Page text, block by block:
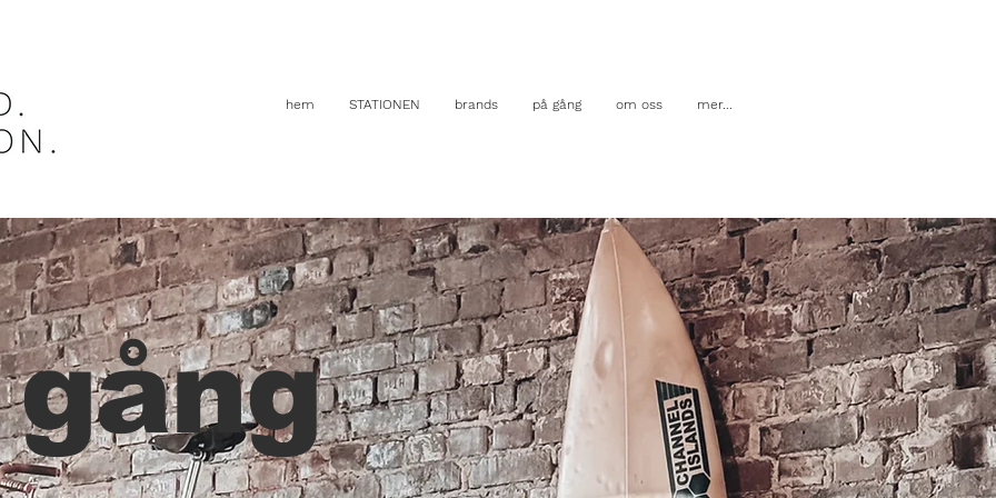
hem STATIONEN brands på gång om oss mer...
gång